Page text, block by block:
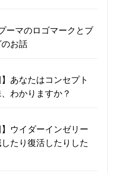
ーマのロゴマークとブ
お話
】あなたはコンセプト
わかりますか？
】ウイダーインゼリー
たり復活したりした